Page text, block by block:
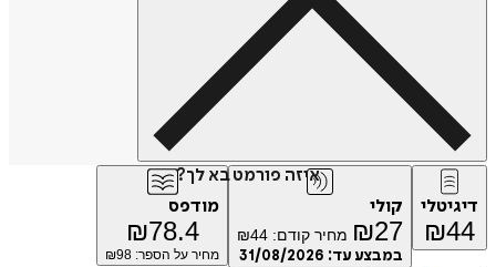
איזה פורמט בא לך?
₪
קולי
₪ 27 מחיר קודם: ₪44
במבצע עד:31/08/2026
מודפס
₪78.4
מחיר על הספר: ₪98